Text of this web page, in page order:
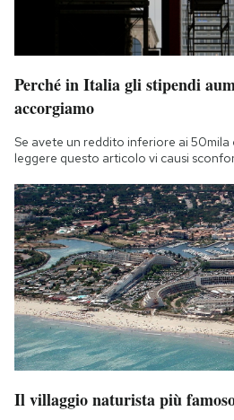
Perché in Italia gli stipendi
accorgiamo
Se avete un reddito inferiore ai 50mila
leggere questo articolo vi causi
Il villaggio naturista più